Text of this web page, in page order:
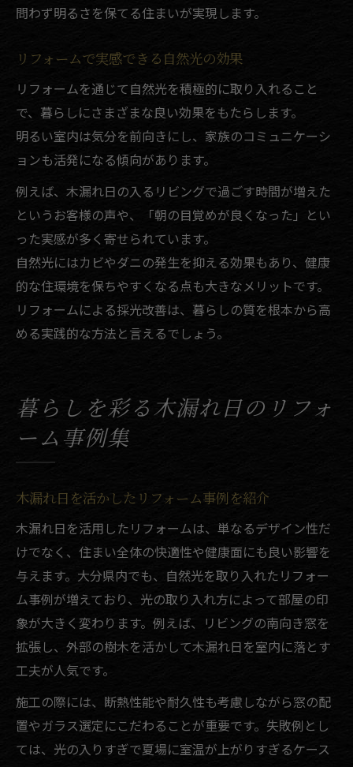
問わず明るさを保てる住まいが実現します。
リフォームで実感できる自然光の効果
リフォームを通じて自然光を積極的に取り入れること
で、暮らしにさまざまな良い効果をもたらします。
明るい室内は気分を前向きにし、家族のコミュニケーシ
ョンも活発になる傾向があります。
例えば、木漏れ日の入るリビングで過ごす時間が増えた
というお客様の声や、「朝の目覚めが良くなった」とい
った実感が多く寄せられています。
自然光にはカビやダニの発生を抑える効果もあり、健康
的な住環境を保ちやすくなる点も大きなメリットです。
リフォームによる採光改善は、暮らしの質を根本から高
める実践的な方法と言えるでしょう。
暮らしを彩る木漏れ日のリフォ
ーム事例集
木漏れ日を活かしたリフォーム事例を紹介
木漏れ日を活用したリフォームは、単なるデザイン性だ
けでなく、住まい全体の快適性や健康面にも良い影響を
与えます。大分県内でも、自然光を取り入れたリフォー
ム事例が増えており、光の取り入れ方によって部屋の印
象が大きく変わります。例えば、リビングの南向き窓を
拡張し、外部の樹木を活かして木漏れ日を室内に落とす
工夫が人気です。
施工の際には、断熱性能や耐久性も考慮しながら窓の配
置やガラス選定にこだわることが重要です。失敗例とし
ては、光の入りすぎで夏場に室温が上がりすぎるケース